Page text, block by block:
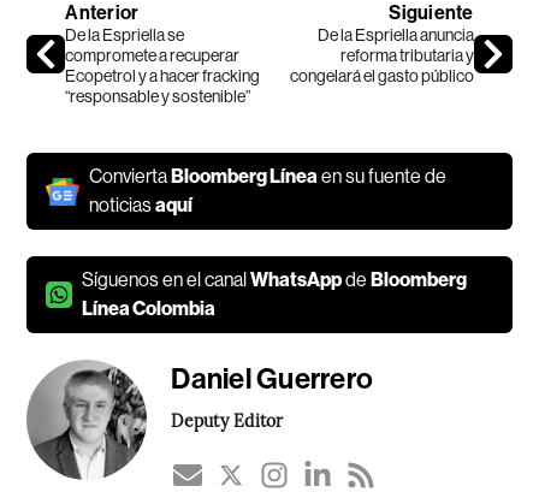
Anterior
De la Espriella se
compromete a recuperar
Ecopetrol y a hacer fracking
“responsable y sostenible”
Siguiente
De la Espriella anuncia
reforma tributaria y
congelará el gasto público
Convierta Bloomberg Líneaen su fuente de
noticiasaquí
Síguenos en el canalWhatsAppde Bloomberg
Línea Colombia
Daniel Guerrero
Deputy Editor